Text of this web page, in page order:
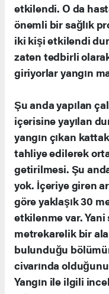
etkilendi. O da
önemli bir sağlık
iki kişi etkilendi
zaten tedbirli
giriyorlar yangın
Şu anda yapılan
içerisine yayılan
yangın çıkan
tahliye edilerek
getirilmesi. Şu
yok. İçeriye giren
göre yaklaşık 30
etkilenme var.
metrekarelik bir
bulunduğu
civarında
Yangın ile ilgili